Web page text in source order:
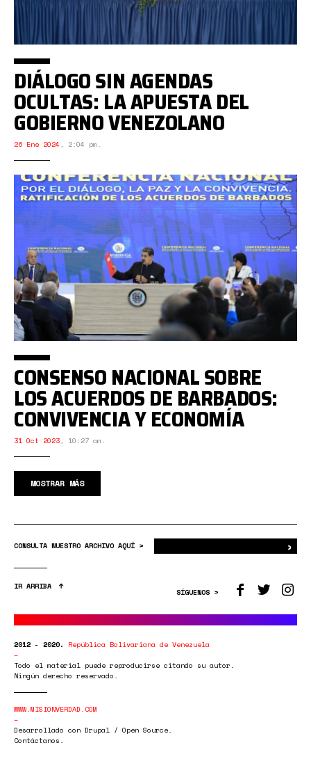
DIÁLOGO SIN AGENDAS
OCULTAS: LA APUESTA DEL
GOBIERNO VENEZOLANO
26 Ene 2024 , 2:04 pm.
CONSENSO NACIONAL SOBRE
LOS ACUERDOS DE BARBADOS:
CONVIVENCIA Y ECONOMÍA
31 Oct 2023, 10:27 am.
MOSTRAR MÁS
CONSULTA NUESTRO ARCHIVO AQUÍ > ›
IR ARRIBA
SÍGUENOS >
2012 - 2020. República Bolivariana de Venezuela
Todo el material puede reproducirse citando su autor.
Ningún derecho reservado.
WWW.MISIONVERDAD.COM
Desarrollado con Drupal / Open Source.
Contáctanos.